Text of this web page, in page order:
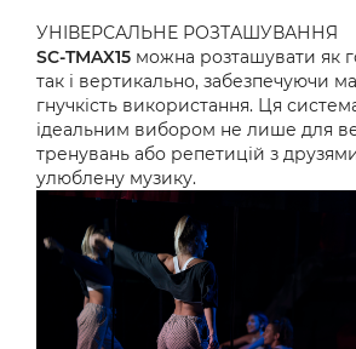
УНІВЕРСАЛЬНЕ РОЗТАШУВАННЯ
SC-TMAX15 можна розташувати як
так і вертикально, забезпечуючи
гнучкість використання. Ця
ідеальним вибором не лише для
тренувань або репетицій з
улюблену музику.